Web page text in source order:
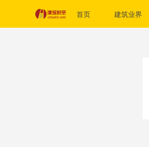
首页 建筑业界